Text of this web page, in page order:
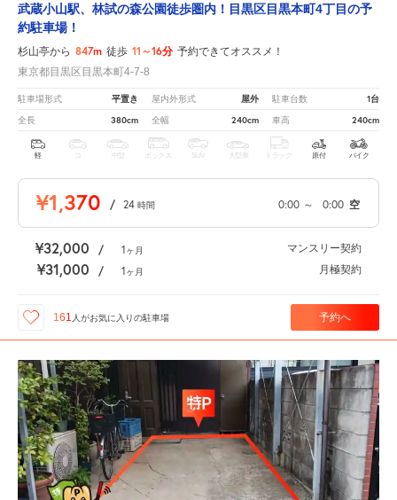
武蔵小山駅、林試の森公園徒歩圏内！目黒区目黒本町4丁目の予
約駐車場！
杉山亭から 847m 徒歩 11～16分 予約できてオススメ！
東京都目黒区目黒本町4-7-8
駐車場形式 平置き 屋内外形式 屋外 駐車台数 1台
全長 380cm 全幅 240cm 車高 240cm
軽 中型 ボックス SUV 大型車 トラック 原付 バイク
¥1,370 / 24 時間 0:00 ～ 0:00 空
¥32,000 / 1ヶ月 マンスリー契約
¥31,000 / 1ヶ月 月極契約
161 人がお気に入りの駐車場 予約へ